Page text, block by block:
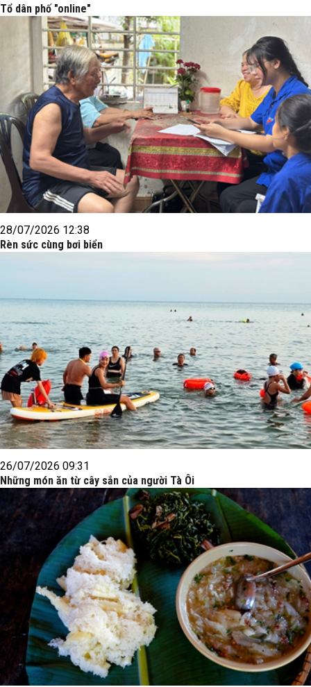
Tổ dân phố "online"
28/07/2026 12:38
Rèn sức cùng bơi biển
26/07/2026 09:31
Những món ăn từ cây sắn của người Tà Ôi